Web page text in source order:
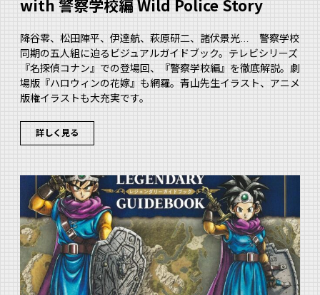
with 警察学校編 Wild Police Story
降谷零、松田陣平、伊達航、萩原研二、諸伏景光… 警察学校
同期の五人組に迫るビジュアルガイドブック。テレビシリーズ
『名探偵コナン』での登場回、『警察学校編』を徹底解説。劇
場版『ハロウィンの花嫁』も網羅。青山先生イラスト、アニメ
版権イラストも大充実です。
詳しく見る